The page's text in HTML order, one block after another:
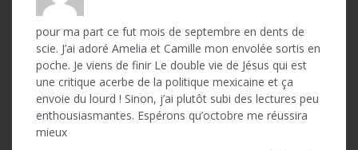
pour ma part ce fut mois de septembre en dents de
scie. J’ai adoré Amelia et Camille mon envolée sortis en
poche. Je viens de finir Le double vie de Jésus qui est
une critique acerbe de la politique mexicaine et ça
envoie du lourd ! Sinon, j’ai plutôt subi des lectures peu
enthousiasmantes. Espérons qu’octobre me réussira
mieux